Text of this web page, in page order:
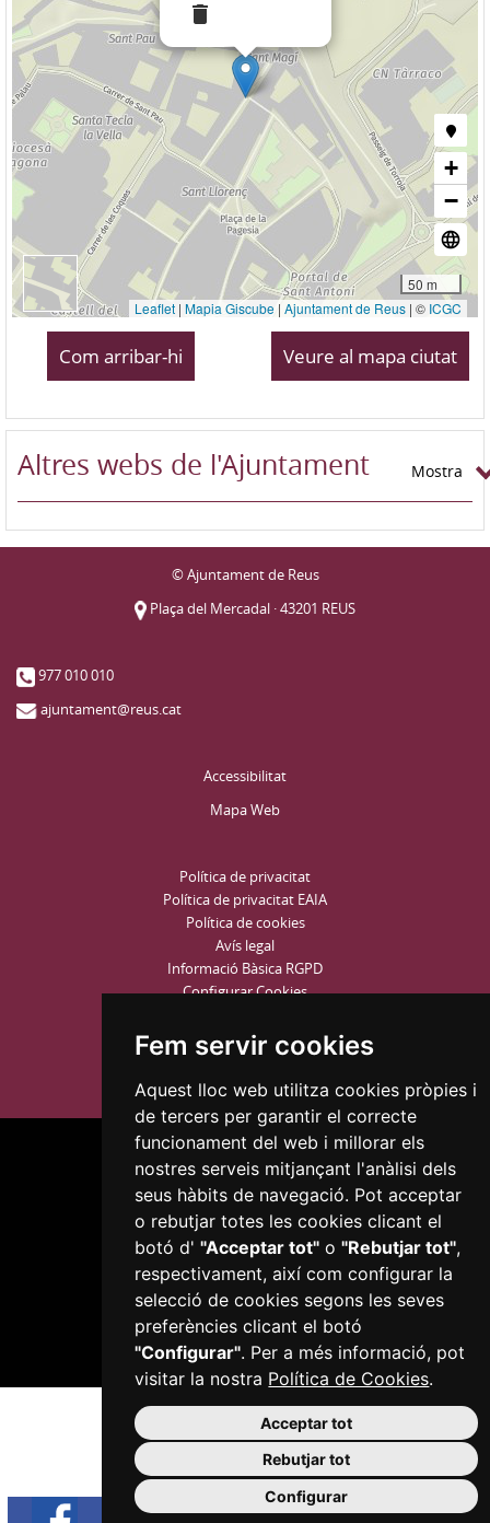
Fem servir cookies
Aquest lloc web utilitza cookies pròpies i
de tercers per garantir el correcte
funcionament del web i millorar els
nostres serveis mitjançant l'anàlisi dels
seus hàbits de navegació. Pot acceptar
o rebutjar totes les cookies clicant el
botó d'"Acceptar tot" o"Rebutjar tot",
respectivament, així com configurar la
selecció de cookies segons les seves
preferències clicant el botó
"Configurar". Per a més informació, pot
visitar la nostra Política de Cookies.
Acceptar tot
Rebutjar tot
Configurar
Com arribar-hi Veure al mapa ciutat
Altres webs de l'Ajuntament Mostra
© Ajuntament de Reus
Plaça del Mercadal · 43201 REUS
977 010 010
ajuntament@reus.cat
Accessibilitat
Mapa Web
Política de privacitat
Política de privacitat EAIA
Política de cookies
Avís legal
Informació Bàsica RGPD
Configurar Cookies
Plaça del Mercadal · 43201 Reus
977 010 010
ajuntament@reus.cat| reus.cat